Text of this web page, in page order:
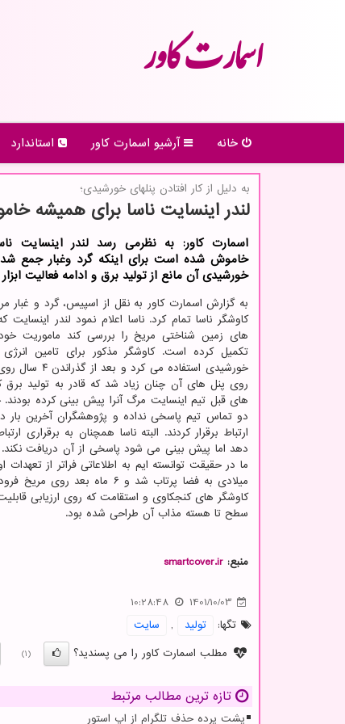
اسمارت كاور
خانه آرشیو اسمارت كاور استاندارد
به دلیل از كار افتادن پنلهای خورشیدی؛
لندر اینسایت ناسا برای همیشه
اسمارت کاور: به نظرمی رسد لندر اینسایت
خاموش شده است برای اینکه گرد وغبار جمع
خورشیدی آن مانع از تولید برق و ادامه فعالیت
به گزارش اسمارت کاور به نقل از اسپیس، گرد و غبار
کاوشگر ناسا تمام کرد. ناسا اعلام نمود لندر
های زمین شناختی مریخ را بررسی کند ماموریت
تکمیل کرده است. کاوشگر مذکور برای تامین
خورشیدی استفاده
روی پنل های آن چنان زیاد شد که قادر به تولید برق
های قبل تیم اینسایت مرگ آنرا پیش بینی کرده بودند.
ارتباط برقرار کردند. البته ناسا همچنان به برقراری
کاوشگر های کنجکاوی و استقامت که روی ارزیابی
سطح تا هسته مذاب آن طراحی شده بود.
منبع: smartcover.ir
1401/10/03
10:28:48
تگها:
تولید ,
سایت
مطلب اسمارت کاور را می پسندید؟
(1)
تازه ترین مطالب مرتبط
پشت پرده حذف تلگرام از اپ استور